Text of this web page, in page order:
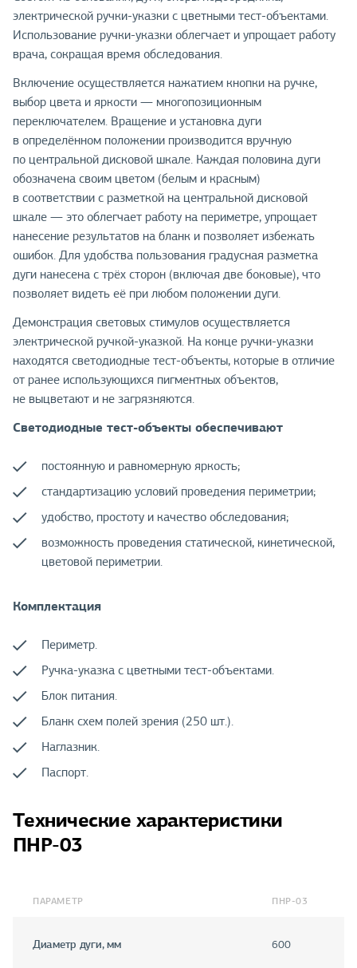
электрической ручки-указки с цветными тест-объектами.
Использование ручки-указки облегчает и упрощает работу
врача, сокращая время обследования.
Включение осуществляется нажатием кнопки на ручке,
выбор цвета и яркости — многопозиционным
переключателем. Вращение и установка дуги
в определённом положении производится вручную
по центральной дисковой шкале. Каждая половина дуги
обозначена своим цветом (белым и красным)
в соответствии с разметкой на центральной дисковой
шкале — это облегчает работу на периметре, упрощает
нанесение результатов на бланк и позволяет избежать
ошибок. Для удобства пользования градусная разметка
дуги нанесена с трёх сторон (включая две боковые), что
позволяет видеть её при любом положении дуги.
Демонстрация световых стимулов осуществляется
электрической ручкой-указкой. На конце ручки-указки
находятся светодиодные тест-объекты, которые в отличие
от ранее использующихся пигментных объектов,
не выцветают и не загрязняются.
Светодиодные тест-объекты обеспечивают
постоянную и равномерную яркость;
стандартизацию условий проведения периметрии;
удобство, простоту и качество обследования;
возможность проведения статической, кинетической,
цветовой периметрии.
Комплектация
Периметр.
Ручка-указка с цветными тест-объектами.
Блок питания.
Бланк схем полей зрения (250 шт.).
Наглазник.
Паспорт.
Технические характеристики
ПНР-03
ПАРАМЕТР ПНР-03
Диаметр дуги, мм 600